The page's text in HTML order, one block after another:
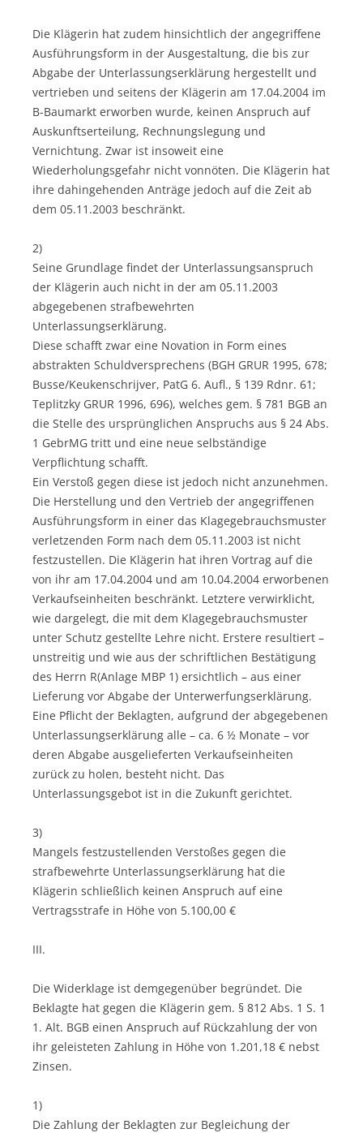
Die Klägerin hat zudem hinsichtlich der angegriffene
Ausführungsform in der Ausgestaltung, die bis zur
Abgabe der Unterlassungserklärung hergestellt und
vertrieben und seitens der Klägerin am 17.04.2004 im
B-Baumarkt erworben wurde, keinen Anspruch auf
Auskunftserteilung, Rechnungslegung und
Vernichtung. Zwar ist insoweit eine
Wiederholungsgefahr nicht vonnöten. Die Klägerin hat
ihre dahingehenden Anträge jedoch auf die Zeit ab
dem 05.11.2003 beschränkt.
2)
Seine Grundlage findet der Unterlassungsanspruch
der Klägerin auch nicht in der am 05.11.2003
abgegebenen strafbewehrten
Unterlassungserklärung.
Diese schafft zwar eine Novation in Form eines
abstrakten Schuldversprechens (BGH GRUR 1995, 678;
Busse/Keukenschrijver, PatG 6. Aufl., § 139 Rdnr. 61;
Teplitzky GRUR 1996, 696), welches gem. § 781 BGB an
die Stelle des ursprünglichen Anspruchs aus § 24 Abs.
1 GebrMG tritt und eine neue selbständige
Verpflichtung schafft.
Ein Verstoß gegen diese ist jedoch nicht anzunehmen.
Die Herstellung und den Vertrieb der angegriffenen
Ausführungsform in einer das Klagegebrauchsmuster
verletzenden Form nach dem 05.11.2003 ist nicht
festzustellen. Die Klägerin hat ihren Vortrag auf die
von ihr am 17.04.2004 und am 10.04.2004 erworbenen
Verkaufseinheiten beschränkt. Letztere verwirklicht,
wie dargelegt, die mit dem Klagegebrauchsmuster
unter Schutz gestellte Lehre nicht. Erstere resultiert –
unstreitig und wie aus der schriftlichen Bestätigung
des Herrn R(Anlage MBP 1) ersichtlich – aus einer
Lieferung vor Abgabe der Unterwerfungserklärung.
Eine Pflicht der Beklagten, aufgrund der abgegebenen
Unterlassungserklärung alle – ca. 6 ½ Monate – vor
deren Abgabe ausgelieferten Verkaufseinheiten
zurück zu holen, besteht nicht. Das
Unterlassungsgebot ist in die Zukunft gerichtet.
3)
Mangels festzustellenden Verstoßes gegen die
strafbewehrte Unterlassungserklärung hat die
Klägerin schließlich keinen Anspruch auf eine
Vertragsstrafe in Höhe von 5.100,00 €
III.
Die Widerklage ist demgegenüber begründet. Die
Beklagte hat gegen die Klägerin gem. § 812 Abs. 1 S. 1
1. Alt. BGB einen Anspruch auf Rückzahlung der von
ihr geleisteten Zahlung in Höhe von 1.201,18 € nebst
Zinsen.
1)
Die Zahlung der Beklagten zur Begleichung der